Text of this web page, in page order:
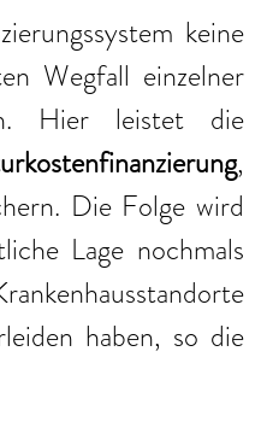
keine
Wegfall einzelner
Hier leistet die
,
Die Folge wird
Lage nochmals
haben, so die